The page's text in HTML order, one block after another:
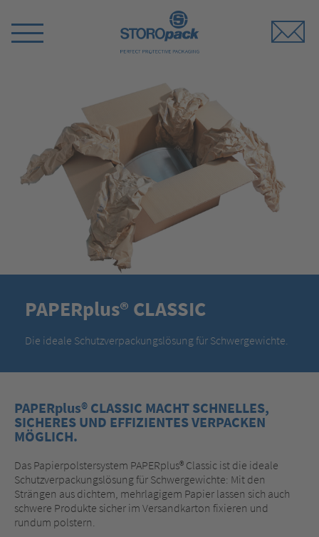
Menü
PAPERplus® CLASSIC
Die ideale Schutzverpackungslösung für Schwergewichte.
PAPERplus® CLASSIC MACHT SCHNELLES,
SICHERES UND EFFIZIENTES VERPACKEN
MÖGLICH.
Das Papierpolstersystem PAPERplus® Classic ist die ideale
Schutzverpackungslösung für Schwergewichte: Mit den
Strängen aus dichtem, mehrlagigem Papier lassen sich auch
schwere Produkte sicher im Versandkarton fixieren und
rundum polstern.